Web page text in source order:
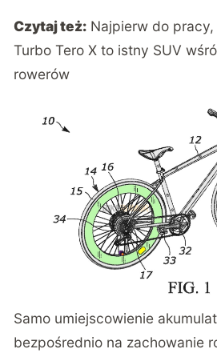
Czytaj też: Najpierw do
Turbo Tero X to istny SUV
rowerów
Samo umiejscowienie
bezpośrednio na zachowanie